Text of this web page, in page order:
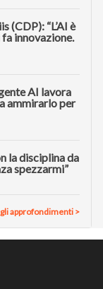
(CDP): “L’AI è
innovazione.
AI lavora
ammirarlo per
la disciplina da
spezzarmi”
approfondimenti >